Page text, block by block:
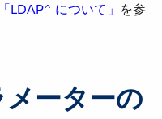
「LDAP^ について」 ​を参
ーターの